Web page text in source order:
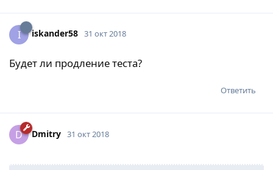
I iskander58 31 окт 2018
Будет ли продление теста?
Ответить
D Dmitry 31 окт 2018